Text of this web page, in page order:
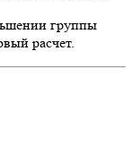
группы
расчет.